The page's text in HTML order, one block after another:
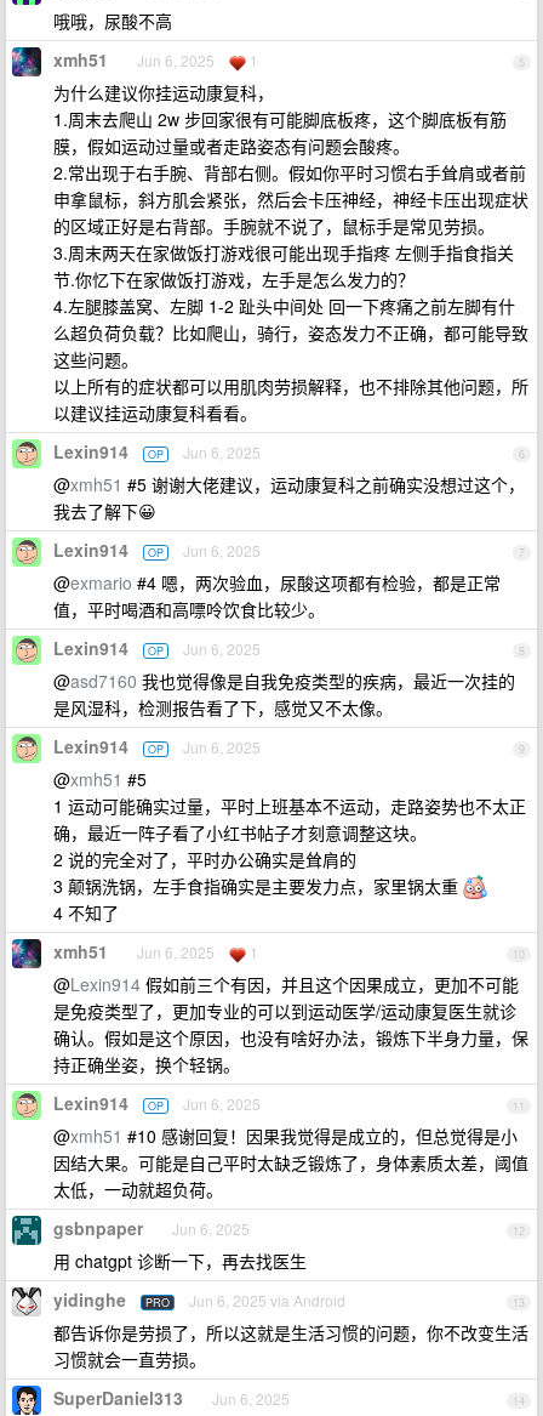
哦哦，尿酸不高
5
xmh51 Jun 6, 2025 1
为什么建议你挂运动康复科，
1.周末去爬山 2w 步回家很有可能脚底板疼，这个脚底板有筋
膜，假如运动过量或者走路姿态有问题会酸疼。
2.常出现于右手腕、背部右侧。假如你平时习惯右手耸肩或者前
申拿鼠标，斜方肌会紧张，然后会卡压神经，神经卡压出现症状
的区域正好是右背部。手腕就不说了，鼠标手是常见劳损。
3.周末两天在家做饭打游戏很可能出现手指疼 左侧手指食指关
节.你忆下在家做饭打游戏，左手是怎么发力的？
4.左腿膝盖窝、左脚 1-2 趾头中间处 回一下疼痛之前左脚有什
么超负荷负载？比如爬山，骑行，姿态发力不正确，都可能导致
这些问题。
以上所有的症状都可以用肌肉劳损解释，也不排除其他问题，所
以建议挂运动康复科看看。
6
Lexin914 OP Jun 6, 2025
@xmh51 #5 谢谢大佬建议，运动康复科之前确实没想过这个，
我去了解下😀
7
Lexin914 OP Jun 6, 2025
@exmario #4 嗯，两次验血，尿酸这项都有检验，都是正常
值，平时喝酒和高嘌呤饮食比较少。
8
Lexin914 OP Jun 6, 2025
@asd7160 我也觉得像是自我免疫类型的疾病，最近一次挂的
是风湿科，检测报告看了下，感觉又不太像。
9
Lexin914 OP Jun 6, 2025
@xmh51 #5
1 运动可能确实过量，平时上班基本不运动，走路姿势也不太正
确，最近一阵子看了小红书帖子才刻意调整这块。
2 说的完全对了，平时办公确实是耸肩的
3 颠锅洗锅，左手食指确实是主要发力点，家里锅太重
4 不知了
10
xmh51 Jun 6, 2025 1
@Lexin914 假如前三个有因，并且这个因果成立，更加不可能
是免疫类型了，更加专业的可以到运动医学/运动康复医生就诊
确认。假如是这个原因，也没有啥好办法，锻炼下半身力量，保
持正确坐姿，换个轻锅。
11
Lexin914 OP Jun 6, 2025
@xmh51 #10 感谢回复！因果我觉得是成立的，但总觉得是小
因结大果。可能是自己平时太缺乏锻炼了，身体素质太差，阈值
太低，一动就超负荷。
12
gsbnpaper Jun 6, 2025
用 chatgpt 诊断一下，再去找医生
13
yidinghe PRO Jun 6, 2025 via Android
都告诉你是劳损了，所以这就是生活习惯的问题，你不改变生活
习惯就会一直劳损。
14
SuperDaniel313 Jun 6, 2025